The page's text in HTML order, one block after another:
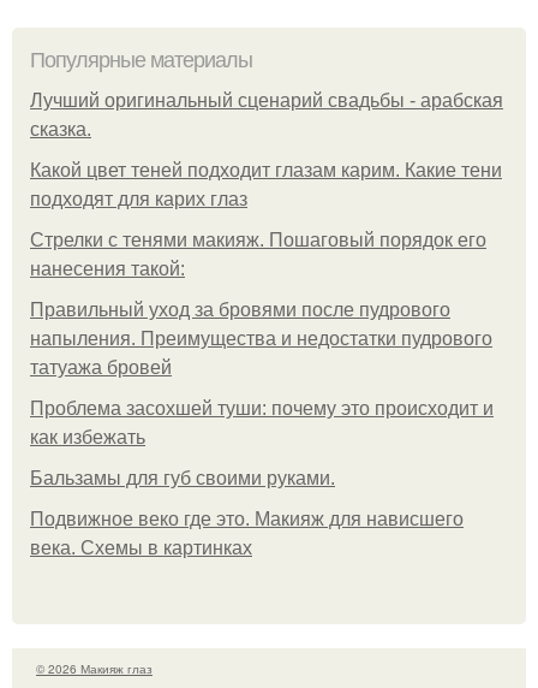
Популярные материалы
Лучший оригинальный сценарий свадьбы - арабская
сказка.
Какой цвет теней подходит глазам карим. Какие тени
подходят для карих глаз
Стрелки с тенями макияж. Пошаговый порядок его
нанесения такой:
Правильный уход за бровями после пудрового
напыления. Преимущества и недостатки пудрового
татуажа бровей
Проблема засохшей туши: почему это происходит и
как избежать
Бальзамы для губ своими руками.
Подвижное веко где это. Макияж для нависшего
века. Схемы в картинках
© 2026 Макияж глаз